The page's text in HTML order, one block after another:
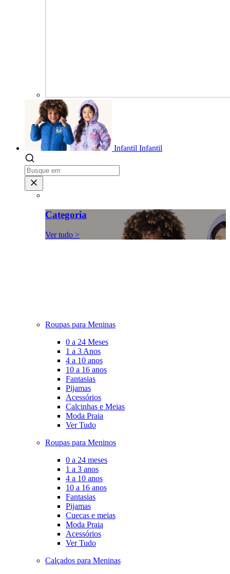
Infantil Infantil
Categoria
Ver tudo >
Roupas para Meninas
0 a 24 Meses
1 a 3 Anos
4 a 10 anos
10 a 16 anos
Fantasias
Pijamas
Acessórios
Calcinhas e Meias
Moda Praia
Ver Tudo
Roupas para Meninos
0 a 24 meses
1 a 3 anos
4 a 10 anos
10 a 16 anos
Fantasias
Pijamas
Cuecas e meias
Moda Praia
Acessórios
Ver Tudo
Calçados para Meninas